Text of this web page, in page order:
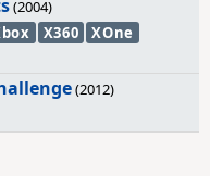
(2004)
X360
XOne
(2012)